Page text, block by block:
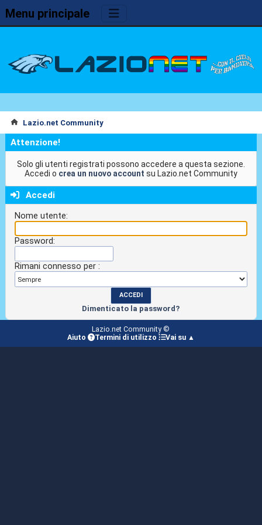
Menu principale
Lazio.net Community
Attenzione!
Solo gli utenti registrati possono accedere a questa sezione.
Accedi o crea un nuovo account su Lazio.net Community
Accedi
Nome utente:
Password:
Rimani connesso per :
Dimenticato la password?
Lazio.net Community ©
Aiuto
Termini di utilizzo Vai su ▲